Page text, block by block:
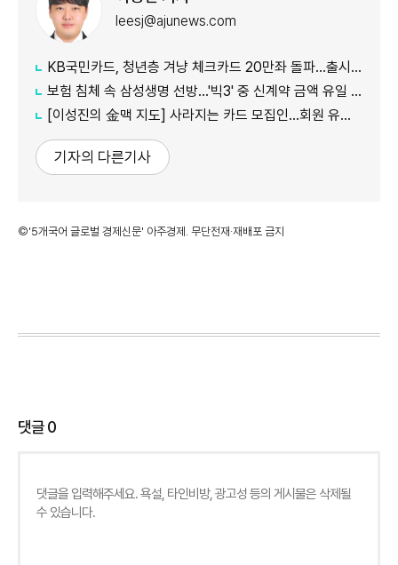
leesj@ajunews.com
KB국민카드, 청년층 겨냥 체크카드 20만좌 돌파…출시 8개월만
보험 침체 속 삼성생명 선방…'빅3' 중 신계약 금액 유일 증가
[이성진의 金맥 지도] 사라지는 카드 모집인…회원 유치도 '디지털 전환'
기자의 다른기사
©'5개국어 글로벌 경제신문' 아주경제. 무단전재·재배포 금지
댓글0